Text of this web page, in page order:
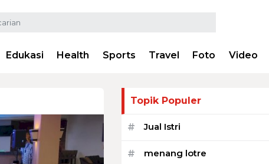
Edukasi Health Sports Travel Foto Video
Topik Populer
# Jual Istri
# menang lotre